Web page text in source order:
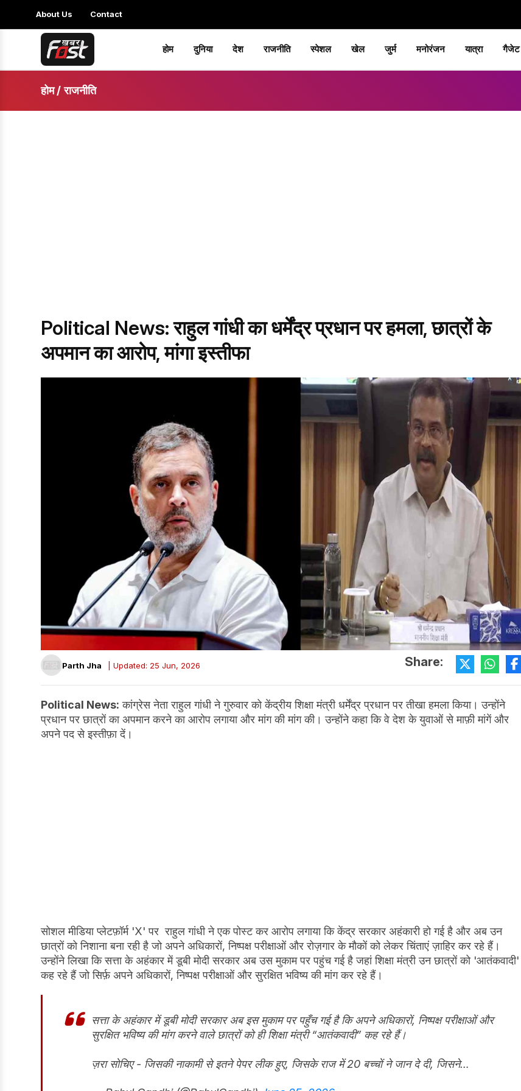
About Us Contact
होम दुनिया देश राजनीति स्पेशल खेल जुर्म मनोरंजन यात्रा गैजेट
होम/ राजनीति
Political News: राहुल गांधी का धर्मेंद्र प्रधान पर हमला, छात्रों के
अपमान का आरोप, मांगा इस्तीफा
Parth Jha | Updated: 25 Jun, 2026 Share:
Political News: कांग्रेस नेता राहुल गांधी ने गुरुवार को केंद्रीय शिक्षा मंत्री धर्मेंद्र प्रधान पर तीखा हमला किया। उन्होंने
प्रधान पर छात्रों का अपमान करने का आरोप लगाया और मांग की मांग की। उन्होंने कहा कि वे देश के युवाओं से माफ़ी मांगें और
अपने पद से इस्तीफ़ा दें।
सोशल मीडिया प्लेटफ़ॉर्म 'X' पर राहुल गांधी ने एक पोस्ट कर आरोप लगाया कि केंद्र सरकार अहंकारी हो गई है और अब उन
छात्रों को निशाना बना रही है जो अपने अधिकारों, निष्पक्ष परीक्षाओं और रोज़गार के मौकों को लेकर चिंताएं ज़ाहिर कर रहे हैं।
उन्होंने लिखा कि सत्ता के अहंकार में डूबी मोदी सरकार अब उस मुकाम पर पहुंच गई है जहां शिक्षा मंत्री उन छात्रों को 'आतंकवादी'
कह रहे हैं जो सिर्फ़ अपने अधिकारों, निष्पक्ष परीक्षाओं और सुरक्षित भविष्य की मांग कर रहे हैं।
सत्ता के अहंकार में डूबी मोदी सरकार अब इस मुकाम पर पहुँच गई है कि अपने अधिकारों, निष्पक्ष परीक्षाओं और
सुरक्षित भविष्य की मांग करने वाले छात्रों को ही शिक्षा मंत्री “आतंकवादी” कह रहे हैं।
ज़रा सोचिए - जिसकी नाकामी से इतने पेपर लीक हुए, जिसके राज में 20 बच्चों ने जान दे दी, जिसने…